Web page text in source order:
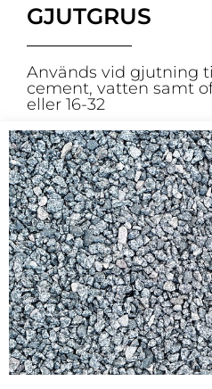
GJUTGRUS
Används vid gjutning
cement, vatten samt
eller 16-32